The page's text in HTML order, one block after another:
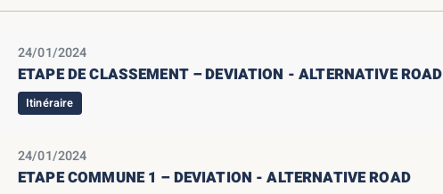
24/01/2024
ETAPE DE CLASSEMENT – DEVIATION - ALTERNATIVE ROAD
Itinéraire
24/01/2024
ETAPE COMMUNE 1 – DEVIATION - ALTERNATIVE ROAD